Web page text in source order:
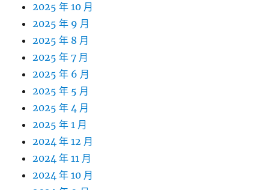
2025 年 10 月
2025 年 9 月
2025 年 8 月
2025 年 7 月
2025 年 6 月
2025 年 5 月
2025 年 4 月
2025 年 1 月
2024 年 12 月
2024 年 11 月
2024 年 10 月